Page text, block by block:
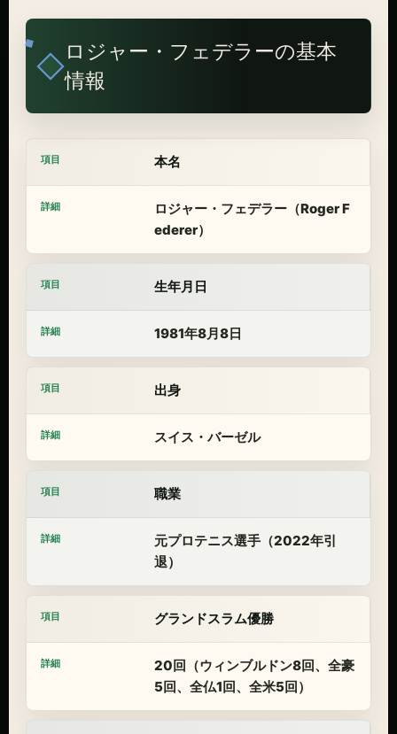
ロジャー・フェデラーの基本
情報
本名
ロジャー・フェデラー（Roger F
ederer）
生年月日
1981年8月8日
出身
スイス・バーゼル
職業
元プロテニス選手（2022年引
退）
グランドスラム優勝
20回（ウィンブルドン8回、全豪
5回、全仏1回、全米5回）